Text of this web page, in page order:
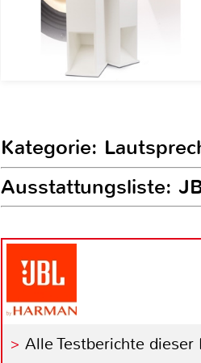
Kategorie:
Ausstattungsliste:
Alle Testberichte dieser